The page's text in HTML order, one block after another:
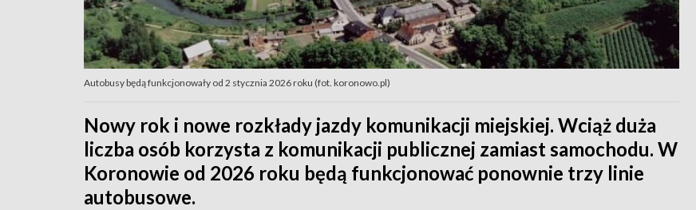
Autobusy będą funkcjonowały od 2 stycznia 2026 roku (fot. koronowo.pl)
Nowy rok i nowe rozkłady jazdy komunikacji miejskiej. Wciąż duża
liczba osób korzysta z komunikacji publicznej zamiast samochodu. W
Koronowie od 2026 roku będą funkcjonować ponownie trzy linie
autobusowe.